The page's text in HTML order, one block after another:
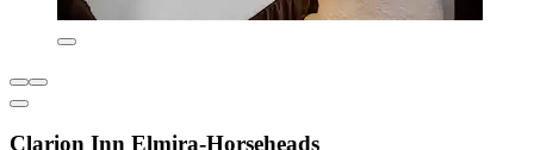
Clarion Inn Elmira-Horseheads